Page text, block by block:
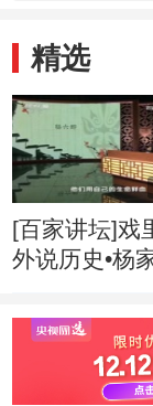
精选
[百家讲坛]戏
外说历史•杨